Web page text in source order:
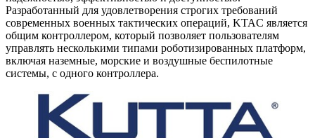
Разработанный для удовлетворения строгих требований
современных военных тактических операций, KTAC является
общим контроллером, который позволяет пользователям
управлять несколькими типами роботизированных платформ,
включая наземные, морские и воздушные беспилотные
системы, с одного контроллера.